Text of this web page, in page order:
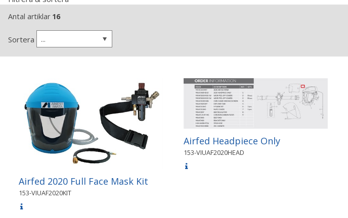
Antal artiklar 16
Sortera ...
Airfed 2020 Full Face Mask Kit
153-VIUAF2020KIT
Airfed Headpiece Only
153-VIUAF2020HEAD